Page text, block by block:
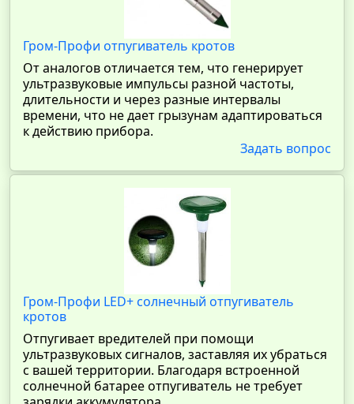
Гром-Профи отпугиватель кротов
От аналогов отличается тем, что генерирует
ультразвуковые импульсы разной частоты,
длительности и через разные интервалы
времени, что не дает грызунам адаптироваться
к действию прибора.
Задать вопрос
Гром-Профи LED+ солнечный отпугиватель
кротов
Отпугивает вредителей при помощи
ультразвуковых сигналов, заставляя их убраться
с вашей территории. Благодаря встроенной
солнечной батарее отпугиватель не требует